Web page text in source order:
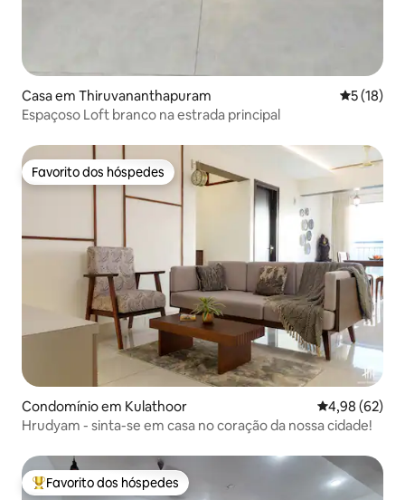
Casa em Thiruvananthapuram
5 (18)
Espaçoso Loft branco na estrada principal
Favorito dos hóspedes
Favorito dos hóspedes
Condomínio em Kulathoor Classificação
4,98 (62)
Hrudyam - sinta-se em casa no coração da nossa cidade!
Favoritos dos hóspedes mais apreciados
Favorito dos hóspedes